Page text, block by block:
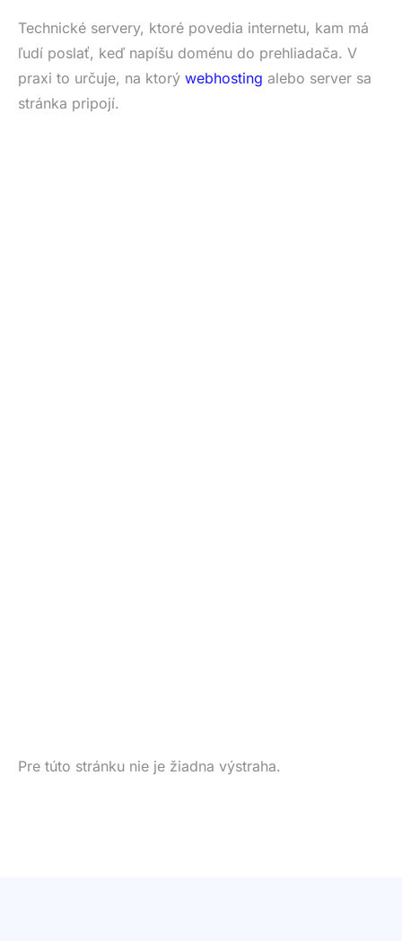
Technické servery, ktoré povedia internetu, kam má
ľudí poslať, keď napíšu doménu do prehliadača. V
praxi to určuje, na ktorý webhosting alebo server sa
stránka pripojí.
Pre túto stránku nie je žiadna výstraha.